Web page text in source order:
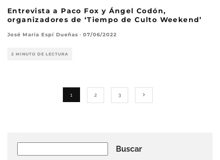
Entrevista a Paco Fox y Ángel Codón,
organizadores de ‘Tiempo de Culto Weekend’
José María Espí Dueñas · 07/06/2022
2 MINUTO DE LECTURA
1 2 3
Buscar